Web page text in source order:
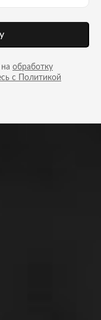
обработку
с Политикой